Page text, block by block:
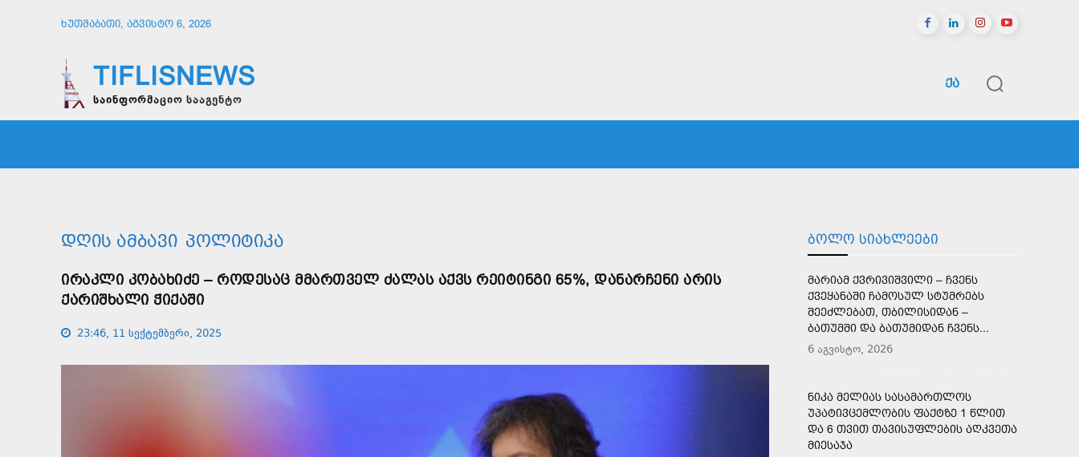
ᲮᲣᲗᲨᲐᲑᲐᲗᲘ, ᲐᲒᲕᲘᲡᲢᲝ 6, 2026
TIFLISNEWS
საინფორმაციო სააგენტო
ᲥᲐ
ᲓᲦᲘᲡ ᲐᲛᲑᲐᲕᲘ ᲞᲝᲚᲘᲢᲘᲙᲐ
ᲘᲠᲐᲙᲚᲘ ᲙᲝᲑᲐᲮᲘᲫᲔ – ᲠᲝᲓᲔᲡᲐᲪ ᲛᲛᲐᲠᲗᲕᲔᲚ ᲫᲐᲚᲐᲡ ᲐᲥᲕᲡ ᲠᲔᲘᲢᲘᲜᲒᲘ 65%, ᲓᲐᲜᲐᲠᲩᲔᲜᲘ ᲐᲠᲘᲡ
ᲥᲐᲠᲘᲨᲮᲐᲚᲘ ᲭᲘᲥᲐᲨᲘ
23:46, 11 სექტემბერი, 2025
ᲑᲝᲚᲝ ᲡᲘᲐᲮᲚᲔᲔᲑᲘ
ᲛᲐᲠᲘᲐᲛ ᲥᲕᲠᲘᲕᲘᲨᲕᲘᲚᲘ – ᲩᲕᲔᲜᲡ
ᲥᲕᲔᲧᲐᲜᲐᲨᲘ ᲩᲐᲛᲝᲡᲣᲚ ᲡᲢᲣᲛᲠᲔᲑᲡ
ᲨᲔᲔᲫᲚᲔᲑᲐᲗ, ᲗᲑᲘᲚᲘᲡᲘᲓᲐᲜ –
ᲑᲐᲗᲣᲛᲨᲘ ᲓᲐ ᲑᲐᲗᲣᲛᲘᲓᲐᲜ ᲩᲕᲔᲜᲡ...
6 აგვისტო, 2026
ᲜᲘᲙᲐ ᲛᲔᲚᲘᲐᲡ ᲡᲐᲡᲐᲛᲐᲠᲗᲚᲝᲡ
ᲣᲞᲐᲢᲘᲕᲪᲔᲛᲚᲝᲑᲘᲡ ᲤᲐᲥᲢᲖᲔ 1 ᲬᲚᲘᲗ
ᲓᲐ 6 ᲗᲕᲘᲗ ᲗᲐᲕᲘᲡᲣᲤᲚᲔᲑᲘᲡ ᲐᲦᲙᲕᲔᲗᲐ
ᲛᲘᲔᲡᲐᲯᲐ